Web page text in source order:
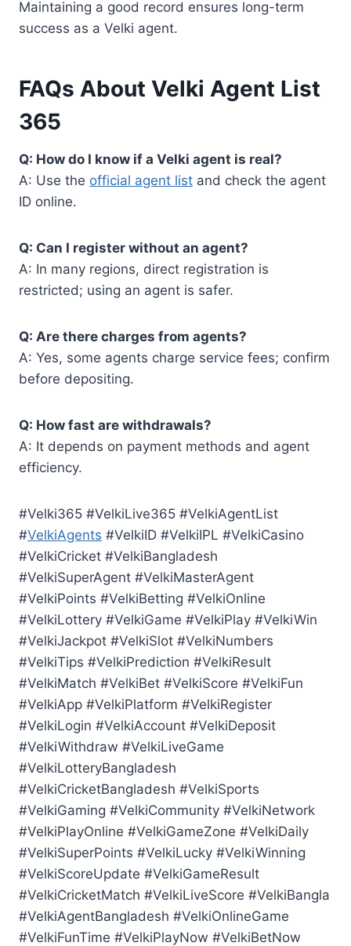
Maintaining a good record ensures long-term
success as a Velki agent.
FAQs About Velki Agent List
365
Q: How do I know if a Velki agent is real?
A: Use the official agent list and check the agent
ID online.
Q: Can I register without an agent?
A: In many regions, direct registration is
restricted; using an agent is safer.
Q: Are there charges from agents?
A: Yes, some agents charge service fees; confirm
before depositing.
Q: How fast are withdrawals?
A: It depends on payment methods and agent
efficiency.
#Velki365 #VelkiLive365 #VelkiAgentList
#VelkiAgents #VelkiID #VelkiIPL #VelkiCasino
#VelkiCricket #VelkiBangladesh
#VelkiSuperAgent #VelkiMasterAgent
#VelkiPoints #VelkiBetting #VelkiOnline
#VelkiLottery #VelkiGame #VelkiPlay #VelkiWin
#VelkiJackpot #VelkiSlot #VelkiNumbers
#VelkiTips #VelkiPrediction #VelkiResult
#VelkiMatch #VelkiBet #VelkiScore #VelkiFun
#VelkiApp #VelkiPlatform #VelkiRegister
#VelkiLogin #VelkiAccount #VelkiDeposit
#VelkiWithdraw #VelkiLiveGame
#VelkiLotteryBangladesh
#VelkiCricketBangladesh #VelkiSports
#VelkiGaming #VelkiCommunity #VelkiNetwork
#VelkiPlayOnline #VelkiGameZone #VelkiDaily
#VelkiSuperPoints #VelkiLucky #VelkiWinning
#VelkiScoreUpdate #VelkiGameResult
#VelkiCricketMatch #VelkiLiveScore #VelkiBangla
#VelkiAgentBangladesh #VelkiOnlineGame
#VelkiFunTime #VelkiPlayNow #VelkiBetNow